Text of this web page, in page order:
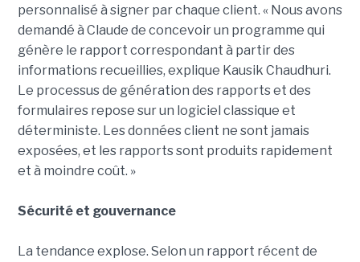
personnalisé à signer par chaque client. « Nous avons
demandé à Claude de concevoir un programme qui
génère le rapport correspondant à partir des
informations recueillies, explique Kausik Chaudhuri.
Le processus de génération des rapports et des
formulaires repose sur un logiciel classique et
déterministe. Les données client ne sont jamais
exposées, et les rapports sont produits rapidement
et à moindre coût. »
Sécurité et gouvernance
La tendance explose. Selon un rapport récent de